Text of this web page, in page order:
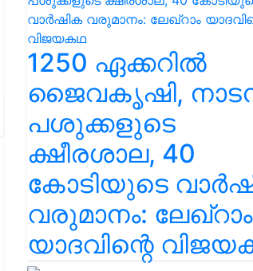
1250 ഏക്കറിൽ
ജൈവകൃഷി,
പശുക്കളുടെ
ക്ഷീരശാല, 40
കോടിയുടെ
വരുമാനം: ലേഖ്‌റാം
യാദവിന്റെ